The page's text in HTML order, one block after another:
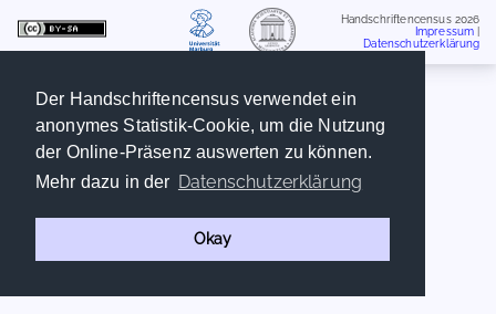
Der Handschriftencensus verwendet ein
anonymes Statistik-Cookie, um die Nutzung
der Online-Präsenz auswerten zu können.
Mehr dazu in der Datenschutzerklärung
Okay
Handschriftencensus 2026
Impressum
Datenschutzerklärung